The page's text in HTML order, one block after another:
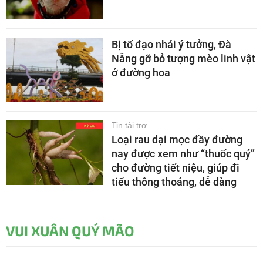
Bị tố đạo nhái ý tưởng, Đà
Nẵng gỡ bỏ tượng mèo linh vật
ở đường hoa
Tin tài trợ
Loại rau dại mọc đầy đường
nay được xem như “thuốc quý”
cho đường tiết niệu, giúp đi
tiểu thông thoáng, dễ dàng
VUI XUÂN QUÝ MÃO